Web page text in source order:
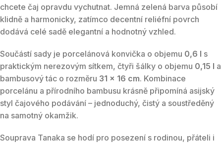
chcete čaj opravdu vychutnat. Jemná zelená barva působí
klidně a harmonicky, zatímco decentní reliéfní povrch
dodává celé sadě elegantní a hodnotný vzhled.
Součástí sady je porcelánová konvička o objemu 0,6 l s
praktickým nerezovým sítkem, čtyři šálky o objemu 0,15 l a
bambusový tác o rozměru 31 × 16 cm. Kombinace
porcelánu a přírodního bambusu krásně připomíná asijský
styl čajového podávání – jednoduchý, čistý a soustředěný
na samotný okamžik.
Souprava Tanaka se hodí pro posezení s rodinou, přáteli i